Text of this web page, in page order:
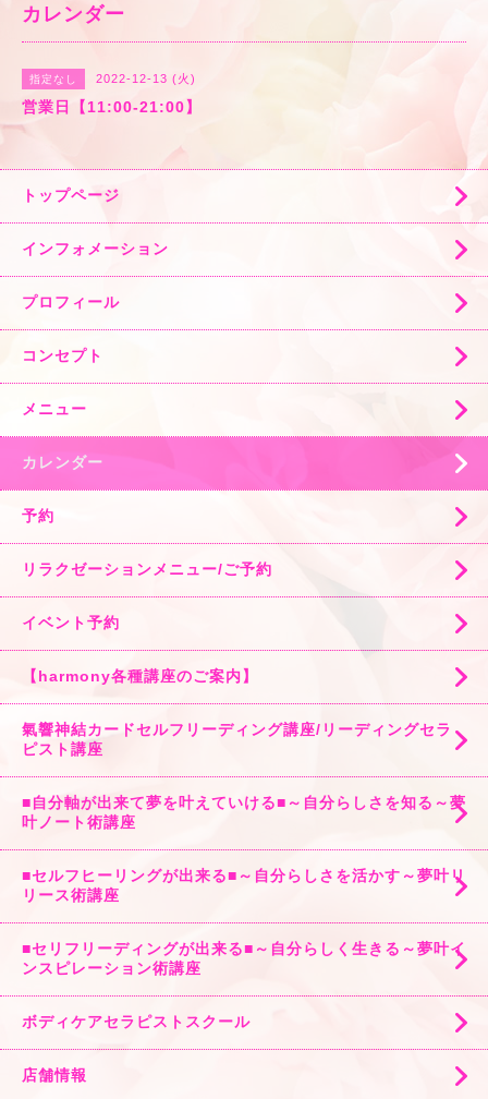
カレンダー
指定なし 2022-12-13 (火)
営業日【11:00-21:00】
トップページ
インフォメーション
プロフィール
コンセプト
メニュー
カレンダー
予約
リラクゼーションメニュー/ご予約
イベント予約
【harmony各種講座のご案内】
氣響神結カードセルフリーディング講座/リーディングセラ
ピスト講座
■自分軸が出来て夢を叶えていける■～自分らしさを知る～夢
叶ノート術講座
■セルフヒーリングが出来る■～自分らしさを活かす～夢叶リ
リース術講座
■セリフリーディングが出来る■～自分らしく生きる～夢叶イ
ンスピレーション術講座
ボディケアセラピストスクール
店舗情報